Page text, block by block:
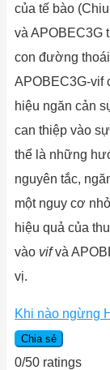
của tế bào
và APOBEC3G
con đường
APOBEC3G-vif
hiệu ngăn cản
can thiệp vào
thể là những
nguyên tắc,
một nguy cơ
hiệu quả của
vào vifvà
vị.
Khi nào ngừng
Chia sẻ
0/50 ratings